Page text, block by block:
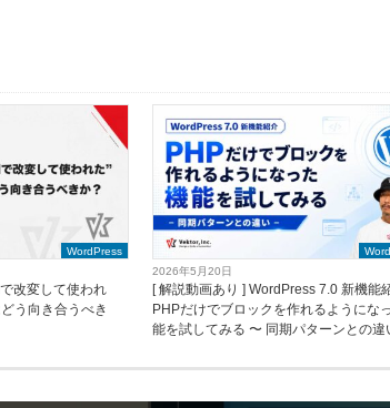
WordPress
改変して使われ
う向き合うべき
2026年5月20日
[ 解説動画あり ] WordPress 7.0 新機能
PHPだけでブロックを作れるようにな
能を試してみる 〜 同期パターンとの違